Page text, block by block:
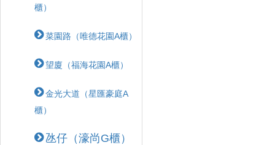
櫃）
菜園路（唯德花園A櫃）
望廈（福海花園A櫃）
金光大道（星匯豪庭A
櫃）
氹仔（濠尚G櫃）